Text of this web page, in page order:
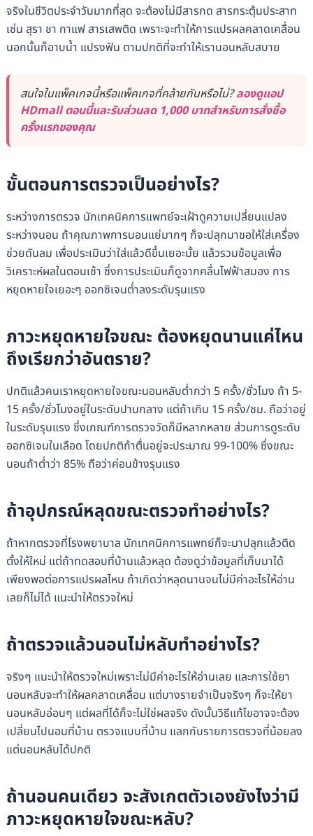
จริงในชีวิตประจำวันมากที่สุด จะต้องไม่มีสารกด สารกระตุ้นประสาท
เช่น สุรา ชา กาแฟ สารเสพติด เพราะจะทำให้การแปรผลคลาดเคลื่อน
นอกนั้นก็อาบน้ำ แปรงฟัน ตามปกติที่จะทำให้เรานอนหลับสบาย
สนใจในแพ็คเกจนี้หรือแพ็คเกจที่คล้ายกันหรือไม่?ลองดูแอป
HDmall ตอนนี้และรับส่วนลด 1,000 บาทสำหรับการสั่งซื้อ
ครั้งแรกของคุณ
ขั้นตอนการตรวจเป็นอย่างไร?
ระหว่างการตรวจ นักเทคนิคการแพทย์จะเฝ้าดูความเปลี่ยนแปลง
ระหว่างนอน ถ้าคุณภาพการนอนแย่มากๆ ก็จะปลุกมาขอให้ใส่เครื่อง
ช่วยดันลม เพื่อประเมินว่าใส่แล้วดีขึ้นเยอะมั้ย แล้วรวมข้อมูลเพื่อ
วิเคราะห์ผลในตอนเช้า ซึ่งการประเมินก็ดูจากคลื่นไฟฟ้าสมอง การ
หยุดหายใจเยอะๆ ออกซิเจนต่ำลงระดับรุนแรง
ภาวะหยุดหายใจขณะ ต้องหยุดนานแค่ไหน
ถึงเรียกว่าอันตราย?
ปกติแล้วคนเราหยุดหายใจขณะนอนหลับต่ำกว่า 5 ครั้ง/ชั่วโมง ถ้า 5-
15 ครั้ง/ชั่วโมงอยู่ในระดับปานกลาง แต่ถ้าเกิน 15 ครั้ง/ชม. ถือว่าอยู่
ในระดับรุนแรง ซึ่งเกณฑ์การตรวจวัดก็มีหลากหลาย ส่วนการดูระดับ
ออกซิเจนในเลือด โดยปกติถ้าตื่นอยู่จะประมาณ 99-100% ซึ่งขณะ
นอนถ้าต่ำว่า 85% ถือว่าค่อนข้างรุนแรง
ถ้าอุปกรณ์หลุดขณะตรวจทำอย่างไร?
ถ้าหากตรวจที่โรงพยาบาล นักเทคนิคการแพทย์ก็จะมาปลุกแล้วติด
ตั้งให้ใหม่ แต่ถ้าทดสอบที่บ้านแล้วหลุด ต้องดูว่าข้อมูลที่เก็บมาได้
เพียงพอต่อการแปรผลไหม ถ้าเกิดว่าหลุดนานจนไม่มีค่าอะไรให้อ่าน
เลยก็ไม่ได้ แนะนำให้ตรวจใหม่
ถ้าตรวจแล้วนอนไม่หลับทำอย่างไร?
จริงๆ แนะนำให้ตรวจใหม่เพราะไม่มีค่าอะไรให้อ่านเลย และการใช้ยา
นอนหลับจะทำให้ผลคลาดเคลื่อน แต่บางรายจำเป็นจริงๆ ก็จะให้ยา
นอนหลับอ่อนๆ แต่ผลที่ได้ก็จะไม่ใช่ผลจริง ดังนั้นวิธีแก้ไขอาจจะต้อง
เปลี่ยนไปนอนที่บ้าน ตรวจแบบที่บ้าน แลกกับรายการตรวจที่น้อยลง
แต่นอนหลับได้ปกติ
ถ้านอนคนเดียว จะสังเกตตัวเองยังไงว่ามี
ภาวะหยุดหายใจขณะหลับ?